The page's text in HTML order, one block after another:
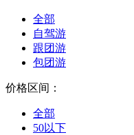
全部
自驾游
跟团游
包团游
价格区间：
全部
50以下